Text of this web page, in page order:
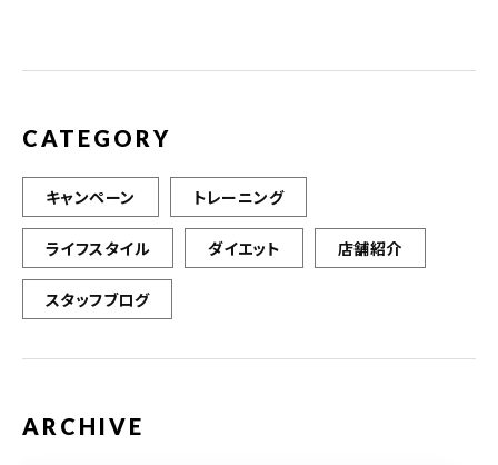
CATEGORY
キャンペーン トレーニング
ライフスタイル ダイエット 店舗紹介
スタッフブログ
ARCHIVE